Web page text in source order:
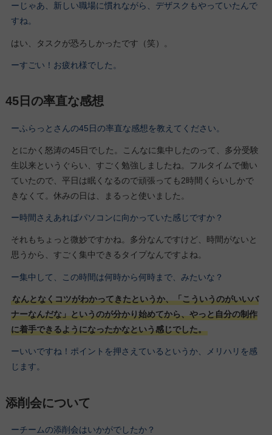
ーじゃあ、新しい職場に慣れながら、デザスクもやっていたんで
すね。
はい、タスクが恐ろしかったです（笑）。
ーすごい！お疲れ様でした。
45日の率直な感想
ーふらっとさんの45日の率直な感想を教えてください。
とにかく怒涛の45日でした。こんなに集中したのって、多分受験
生以来というぐらい、すごく勉強しましたね。フルタイムで働い
ていたので、平日は眠くなるので頑張っても2時間くらいしかで
きなくて。休みの日は、まるっと使いました。
ー時間さえあればパソコンに向かっていた感じですか？
それもちょっと微妙ですかね。多分なんですけど、時間がないと
思うから、すごく集中できるタイプなんですよね。
ー集中して、この時間は何時から何時まで、みたいな？
なんとなくコツがわかってきたというか、「こういうのがいいバ
ナーなんだな」というのが分かり始めてから、やっと自分の制作
に着手できるようになったかなという感じでした。
ーいいですね！ポイントを押さえているというか、メリハリを感
じます。
添削会について
ーチームの添削会はいかがでしたか？